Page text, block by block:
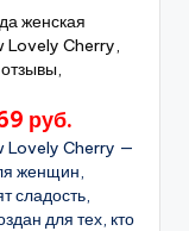
женская
Lovely Cherry,
руб.
Lovely Cherry —
женщин,
сладость,
для тех, кто